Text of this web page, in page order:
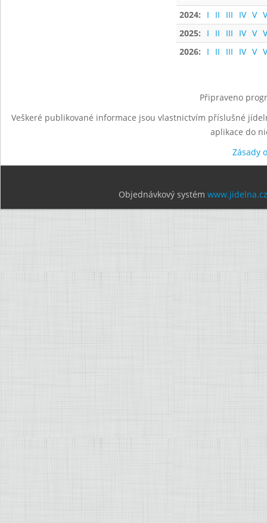
2024:
I II III IV V
2025:
I II III IV V
2026:
I II III IV V
Připraveno
Veškeré publikované informace jsou vlastnictvím příslušné
aplikace do
Zásady
Objednávkový systém www.jidelna.cz